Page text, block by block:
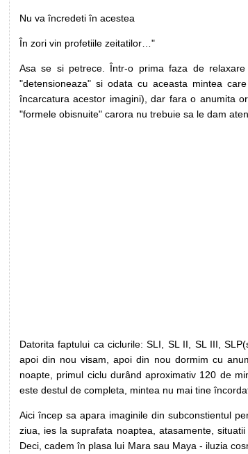
Nu va încredeti în acestea
În zori vin profetiile zeitatilor…"
Asa se si petrece. Într-o prima faza de
"detensioneaza" si odata cu aceasta mintea
încarcatura acestor imagini), dar fara o anumita
"formele obisnuite" carora nu trebuie sa le dam
Datorita faptului ca ciclurile: SLI, SL II, SL III,
apoi din nou visam, apoi din nou dormim cu
noapte, primul ciclu durând aproximativ 120 de
este destul de completa, mintea nu mai tine
Aici încep sa apara imaginile din subconstientul
ziua, ies la suprafata noaptea, atasamente,
Deci, cadem în plasa lui Mara sau Maya - iluzia